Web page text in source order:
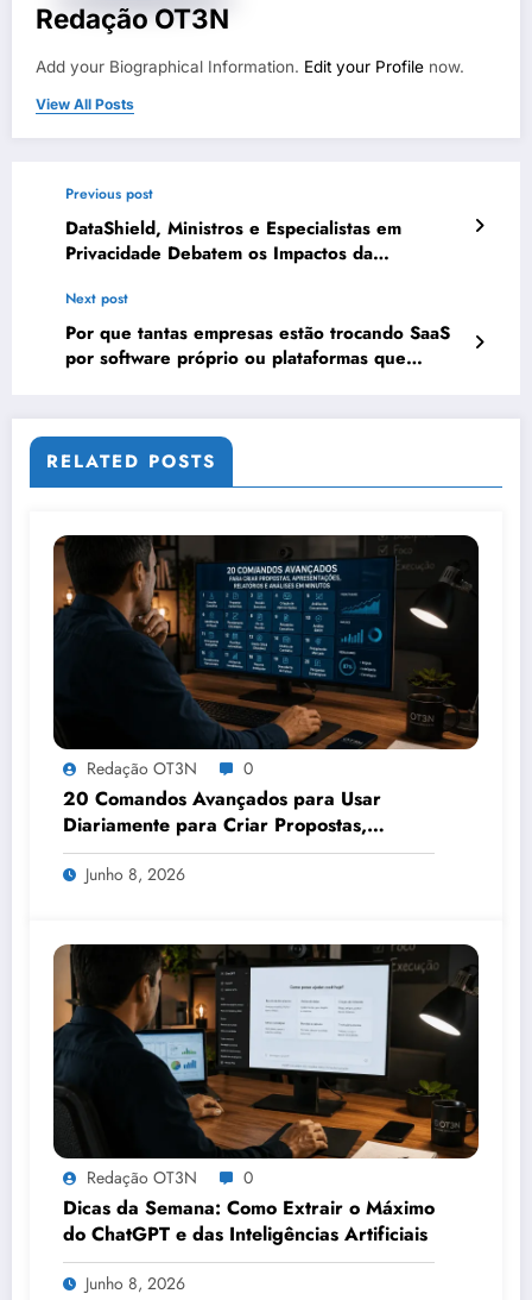
Redação OT3N
Add your Biographical Information. Edit your Profile now.
View All Posts
Previous post
DataShield, Ministros e Especialistas em
Privacidade Debatem os Impactos da
Congresso de Direito Digital da OAB
Next post
Por que tantas empresas estão trocando SaaS
por software próprio ou plataformas que
RELATED POSTS
Redação OT3N 0
20 Comandos Avançados para Usar
Diariamente para Criar Propostas,
Apresentações, Relatórios e Análises em
Minutos
Junho 8, 2026
Redação OT3N 0
Dicas da Semana: Como Extrair o Máximo
do ChatGPT e das Inteligências Artificiais
Junho 8, 2026